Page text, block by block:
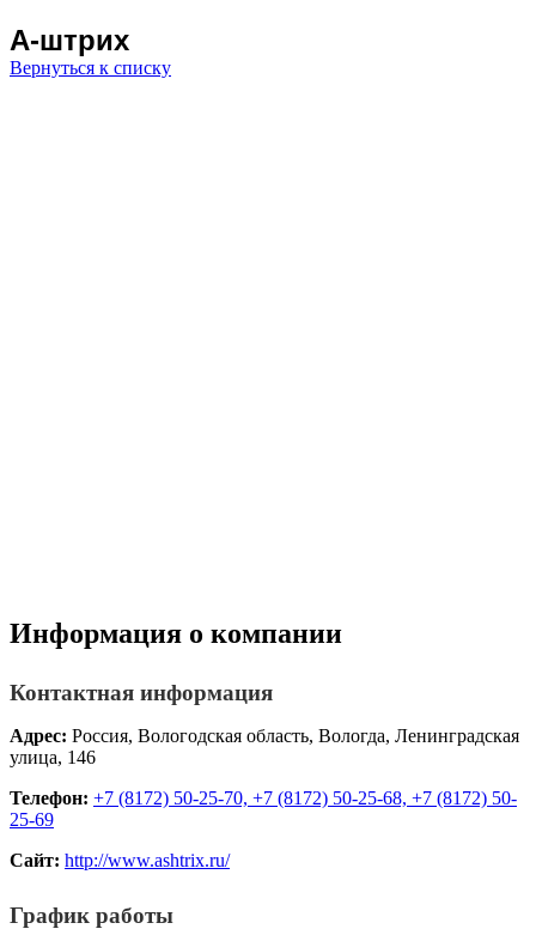
А-штрих
Вернуться к списку
Информация о компании
Контактная информация
Адрес: Россия, Вологодская область, Вологда, Ленинградская
улица, 146
Телефон: +7 (8172) 50-25-70, +7 (8172) 50-25-68, +7 (8172) 50-
25-69
Сайт: http://www.ashtrix.ru/
График работы